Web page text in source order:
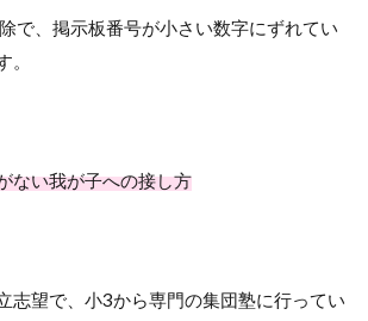
で、掲示板番号が小さい数字にずれてい
。
ない我が子への接し方
志望で、小3から専門の集団塾に行ってい